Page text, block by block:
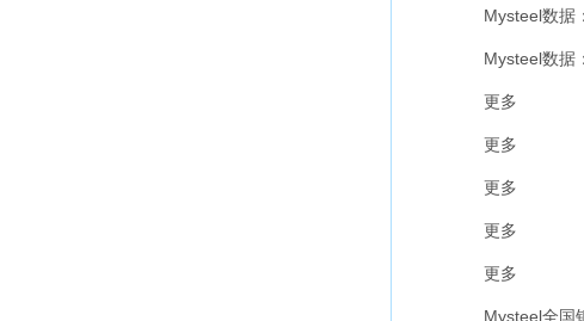
Mysteel数据：
Mysteel数据：
更多
更多
更多
更多
更多
Mysteel全国钢